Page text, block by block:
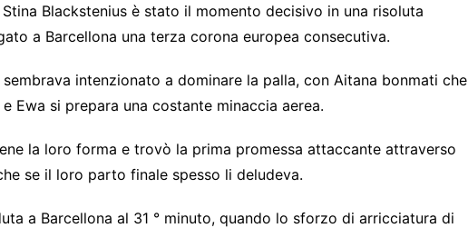
Blackstenius è stato il momento decisivo in una risoluta
a Barcellona una terza corona europea consecutiva.
intenzionato a dominare la palla, con Aitana bonmati che
Ewa si prepara una costante minaccia aerea.
la loro forma e trovò la prima promessa attaccante attraverso
se il loro parto finale spesso li deludeva.
a Barcellona al 31 ° minuto, quando lo sforzo di arricciatura di